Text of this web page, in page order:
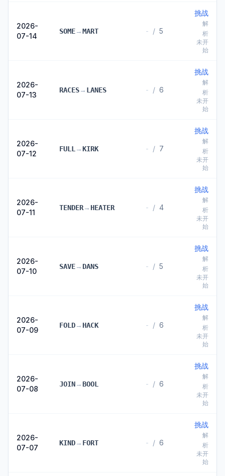
2026-
07-14
SOME→MART - / 5
挑战
解
析
未开
始
2026-
07-13
RACES→ LANES - / 6
挑战
解
析
未开
始
2026-
07-12
FULL →KIRK - / 7
挑战
解
析
未开
始
2026-
07-11
TENDER→ HEATER - / 4
挑战
解
析
未开
始
2026-
07-10
SAVE→ DANS - / 5
挑战
解
析
未开
始
2026-
07-09
FOLD→ HACK - / 6
挑战
解
析
未开
始
2026-
07-08
JOIN→BOOL - / 6
挑战
解
析
未开
始
2026-
07-07
KIND→ FORT - / 6
挑战
解
析
未开
始